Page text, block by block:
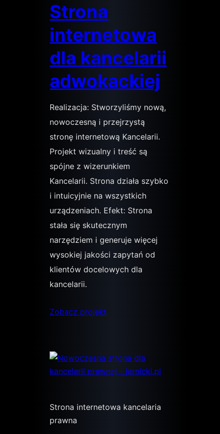
Strona
internetowa
dla kancelarii
adwokackiej
Realizacja: Stworzyliśmy nową,
nowoczesną i przejrzystą
stronę internetową Kancelarii.
Projekt wizualny i treść są
spójne z wizerunkiem
Kancelarii. Strona działa szybko
i intuicyjnie na wszystkich
urządzeniach. Efekt: Strona
stała się skutecznym
narzędziem i generuje więcej
wysokiej jakości zapytań od
klientów docelowych dla
kancelarii.
Zobacz projekt
Strona internetowa kancelaria
prawna